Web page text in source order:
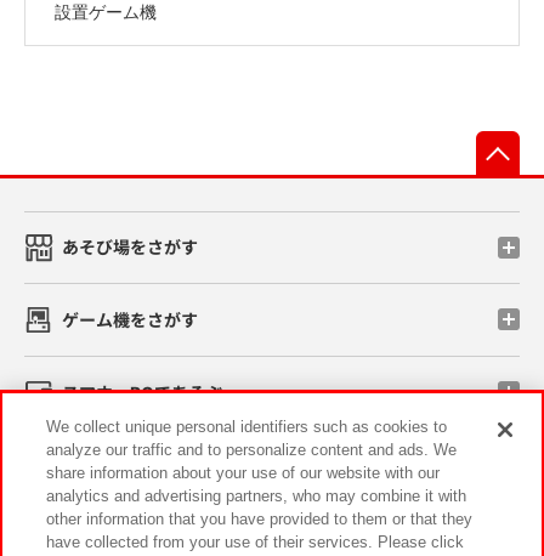
設置ゲーム機
あそび場をさがす
ゲーム機をさがす
スマホ・PCであそぶ
イベント・キャンペーン
We collect unique personal identifiers such as cookies to
analyze our traffic and to personalize content and ads. We
share information about your use of our website with our
analytics and advertising partners, who may combine it with
other information that you have provided to them or that they
have collected from your use of their services. Please click